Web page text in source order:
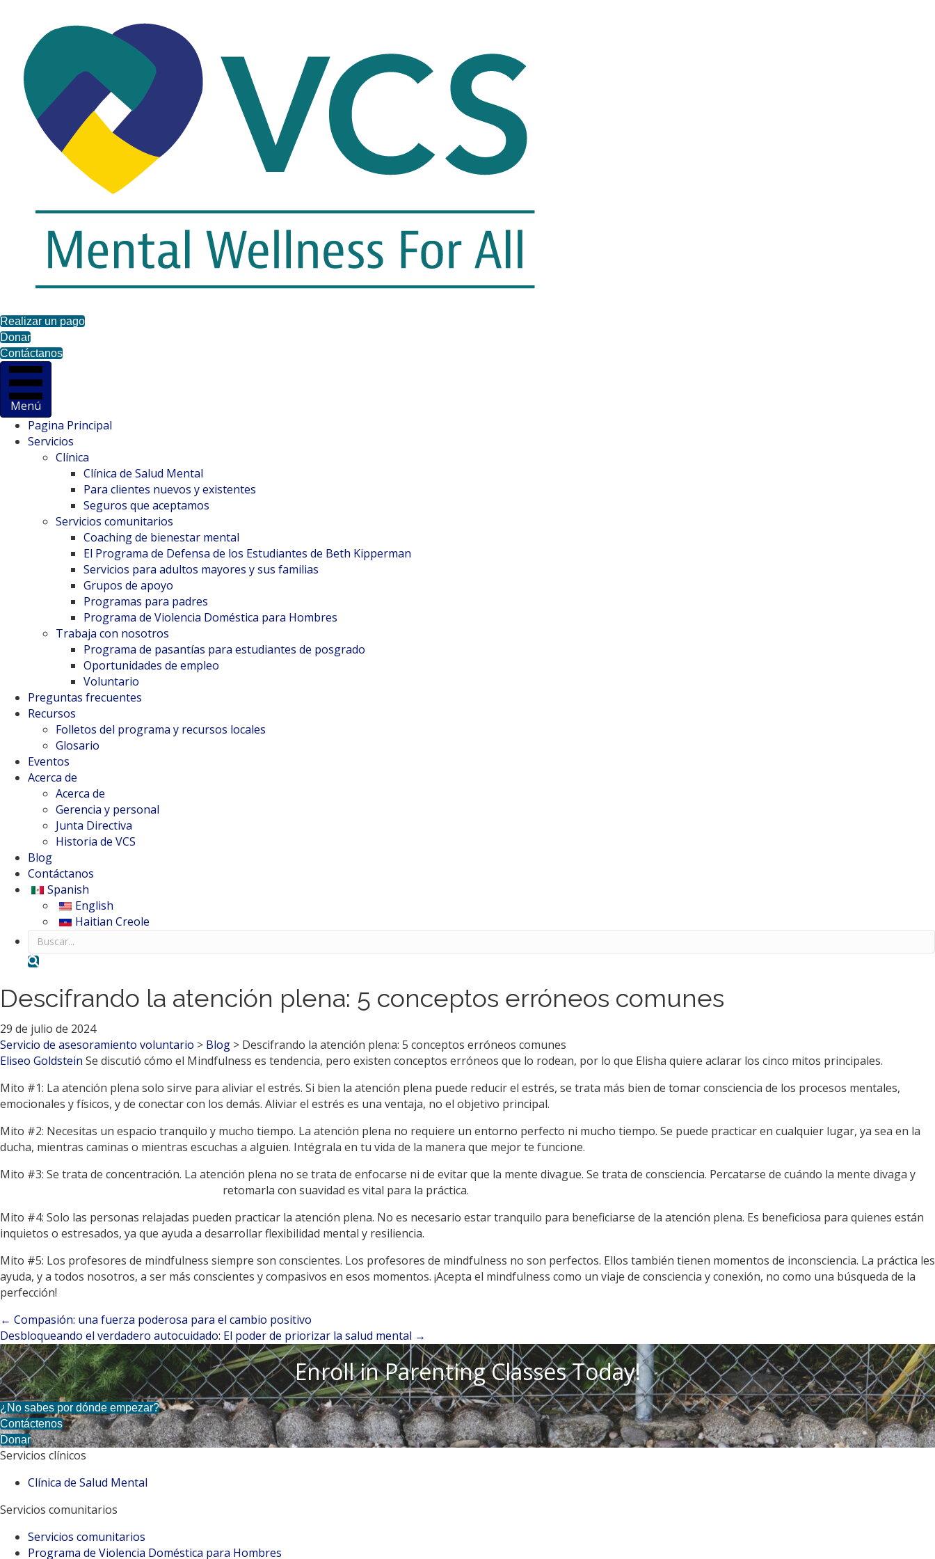
Realizar un pago
Donar
Contáctanos
Menú
Pagina Principal
Servicios
Clínica
Clínica de Salud Mental
Para clientes nuevos y existentes
Seguros que aceptamos
Servicios comunitarios
Coaching de bienestar mental
El Programa de Defensa de los Estudiantes de Beth Kipperman
Servicios para adultos mayores y sus familias
Grupos de apoyo
Programas para padres
Programa de Violencia Doméstica para Hombres
Trabaja con nosotros
Programa de pasantías para estudiantes de posgrado
Oportunidades de empleo
Voluntario
Preguntas frecuentes
Recursos
Folletos del programa y recursos locales
Glosario
Eventos
Acerca de
Acerca de
Gerencia y personal
Junta Directiva
Historia de VCS
Blog
Contáctanos
Spanish
English
Haitian Creole
Buscar
Descifrando la atención plena: 5 conceptos erróneos comunes
29 de julio de 2024
Servicio de asesoramiento voluntario > Blog > Descifrando la atención plena: 5 conceptos erróneos comunes
Eliseo Goldstein Se discutió cómo el Mindfulness es tendencia, pero existen conceptos erróneos que lo rodean, por lo que Elisha quiere aclarar los cinco mitos principales.
Mito #1: La atención plena solo sirve para aliviar el estrés. Si bien la atención plena puede reducir el estrés, se trata más bien de tomar consciencia de los procesos mentales,
emocionales y físicos, y de conectar con los demás. Aliviar el estrés es una ventaja, no el objetivo principal.
Mito #2: Necesitas un espacio tranquilo y mucho tiempo. La atención plena no requiere un entorno perfecto ni mucho tiempo. Se puede practicar en cualquier lugar, ya sea en la
ducha, mientras caminas o mientras escuchas a alguien. Intégrala en tu vida de la manera que mejor te funcione.
Mito #3: Se trata de concentración. La atención plena no se trata de enfocarse ni de evitar que la mente divague. Se trata de consciencia. Percatarse de cuándo la mente divaga y
retomarla con suavidad es vital para la práctica.
Mito #4: Solo las personas relajadas pueden practicar la atención plena. No es necesario estar tranquilo para beneficiarse de la atención plena. Es beneficiosa para quienes están
inquietos o estresados, ya que ayuda a desarrollar flexibilidad mental y resiliencia.
Mito #5: Los profesores de mindfulness siempre son conscientes. Los profesores de mindfulness no son perfectos. Ellos también tienen momentos de inconsciencia. La práctica les
ayuda, y a todos nosotros, a ser más conscientes y compasivos en esos momentos. ¡Acepta el mindfulness como un viaje de consciencia y conexión, no como una búsqueda de la
perfección!
Navegación
de
entradas
← Compasión: una fuerza poderosa para el cambio positivo
Desbloqueando el verdadero autocuidado: El poder de priorizar la salud mental →
Enroll in Parenting Classes Today!
¿No sabes por dónde empezar?
Contáctenos
Donar
Servicios clínicos
Clínica de Salud Mental
Servicios comunitarios
Servicios comunitarios
Programa de Violencia Doméstica para Hombres